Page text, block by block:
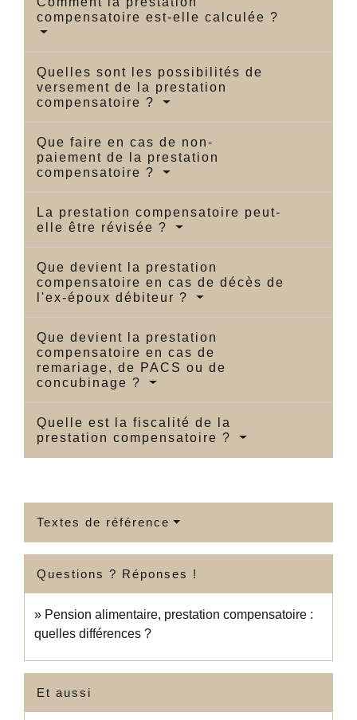
compensatoire est-elle calculée ?
Quelles sont les possibilités de
versement de la prestation
compensatoire ?
Que faire en cas de non-
paiement de la prestation
compensatoire ?
La prestation compensatoire peut-
elle être révisée ?
Que devient la prestation
compensatoire en cas de décès de
l'ex-époux débiteur ?
Que devient la prestation
compensatoire en cas de
remariage, de PACS ou de
concubinage ?
Quelle est la fiscalité de la
prestation compensatoire ?
Textes de référence
Questions ? Réponses !
Pension alimentaire, prestation compensatoire :
quelles différences ?
Et aussi